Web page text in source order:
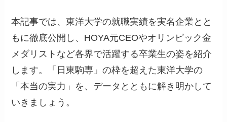
本記事では、東洋大学の就職実績を実名企業とと
もに徹底公開し、HOYA元CEOやオリンピック金
メダリストなど各界で活躍する卒業生の姿を紹介
します。「日東駒専」の枠を超えた東洋大学の
「本当の実力」を、データとともに解き明かして
いきましょう。